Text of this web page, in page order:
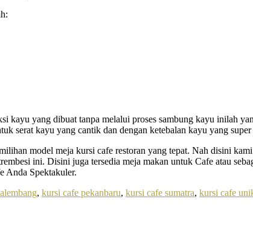
kayu yang dibuat tanpa melalui proses sambung kayu inilah
serat kayu yang cantik dan dengan ketebalan kayu yang
model meja kursi cafe restoran yang tepat. Nah disini
ini. Disini juga tersedia meja makan untuk Cafe atau
Anda Spektakuler.
, kursi cafe pekanbaru, kursi cafe sumatra, kursi cafe